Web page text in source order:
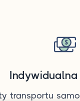
transportu